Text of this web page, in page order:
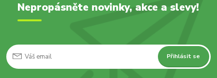
Nepropásněte novinky, akce a slevy!
Přihlásit se